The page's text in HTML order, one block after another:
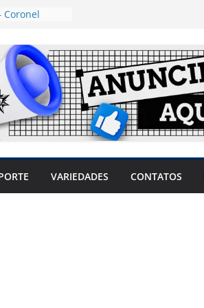
Coronel
mulheres
travar o
produtores
sem
sintomas,
VARIEDADES CONTATOS